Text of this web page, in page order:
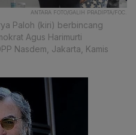
ANTARA FOTO/GALIH PRADIPTA/FOC.
Paloh (kiri) berbincang
Agus Harimurti
Nasdem, Jakarta, Kamis